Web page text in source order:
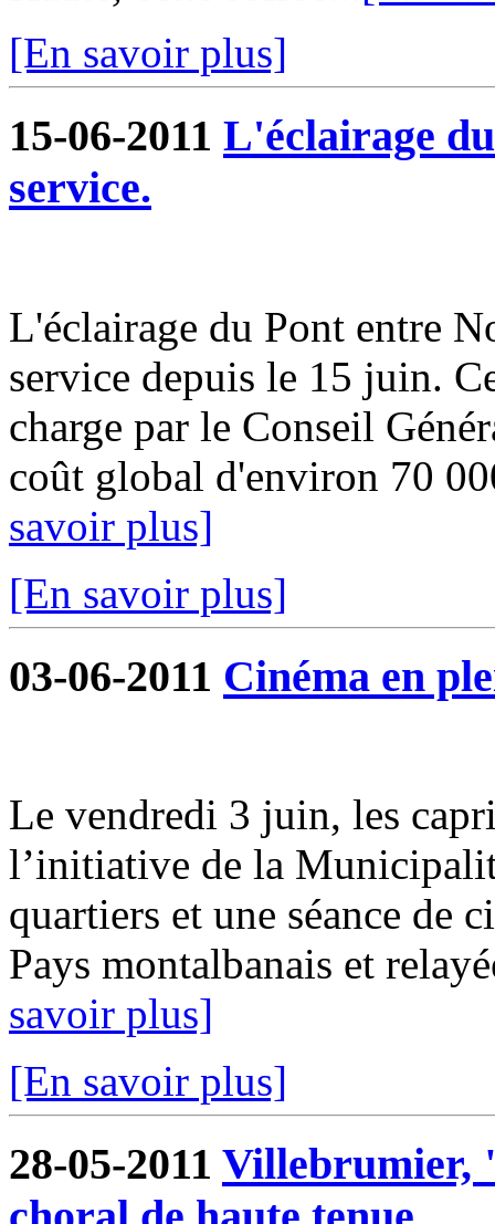
[En savoir plus]
15-06-2011 L'éclairage
service.
L'éclairage du Pont entre
service depuis le 15 juin.
charge par le Conseil
coût global d'environ 70
savoir plus]
[En savoir plus]
03-06-2011 Cinéma en
Le vendredi 3 juin, les
l’initiative de la
quartiers et une séance de
Pays montalbanais et
savoir plus]
[En savoir plus]
28-05-2011 Villebrumier,